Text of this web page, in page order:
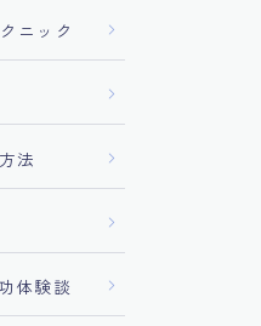
ニック
法
体験談